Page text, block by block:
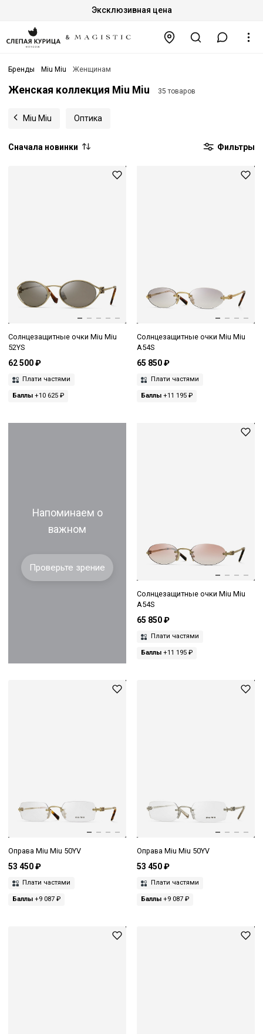
Эксклюзивная цена
Бренды Miu Miu Женщинам
Женская коллекция Miu Miu 35 товаров
Miu Miu Оптика
Сначала новинки Фильтры
Солнцезащитные очки Miu Miu
52YS
62 500 ₽
Плати частями
Баллы +10 625 ₽
Солнцезащитные очки Miu Miu
A54S
65 850 ₽
Плати частями
Баллы+11 195 ₽
Напоминаем о
важном
Проверьте зрение
Солнцезащитные очки Miu Miu
A54S
65 850 ₽
Плати частями
Баллы+11 195 ₽
Оправа Miu Miu 50YV
53 450 ₽
Плати частями
Баллы +9 087 ₽
Оправа Miu Miu 50YV
53 450 ₽
Плати частями
Баллы+9 087 ₽